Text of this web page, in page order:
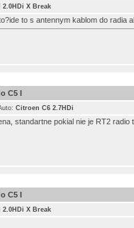
2.0HDi X Break
to s antennym kablom do radia
C5 I
Citroen C6 2.7HDi
standartne pokial nie je RT2 radio
C5 I
2.0HDi X Break